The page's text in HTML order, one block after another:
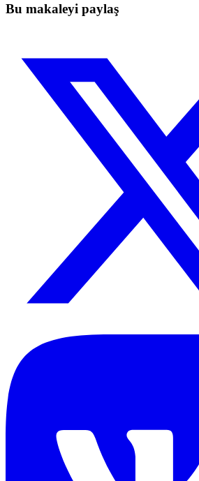
Bu makaleyi paylaş